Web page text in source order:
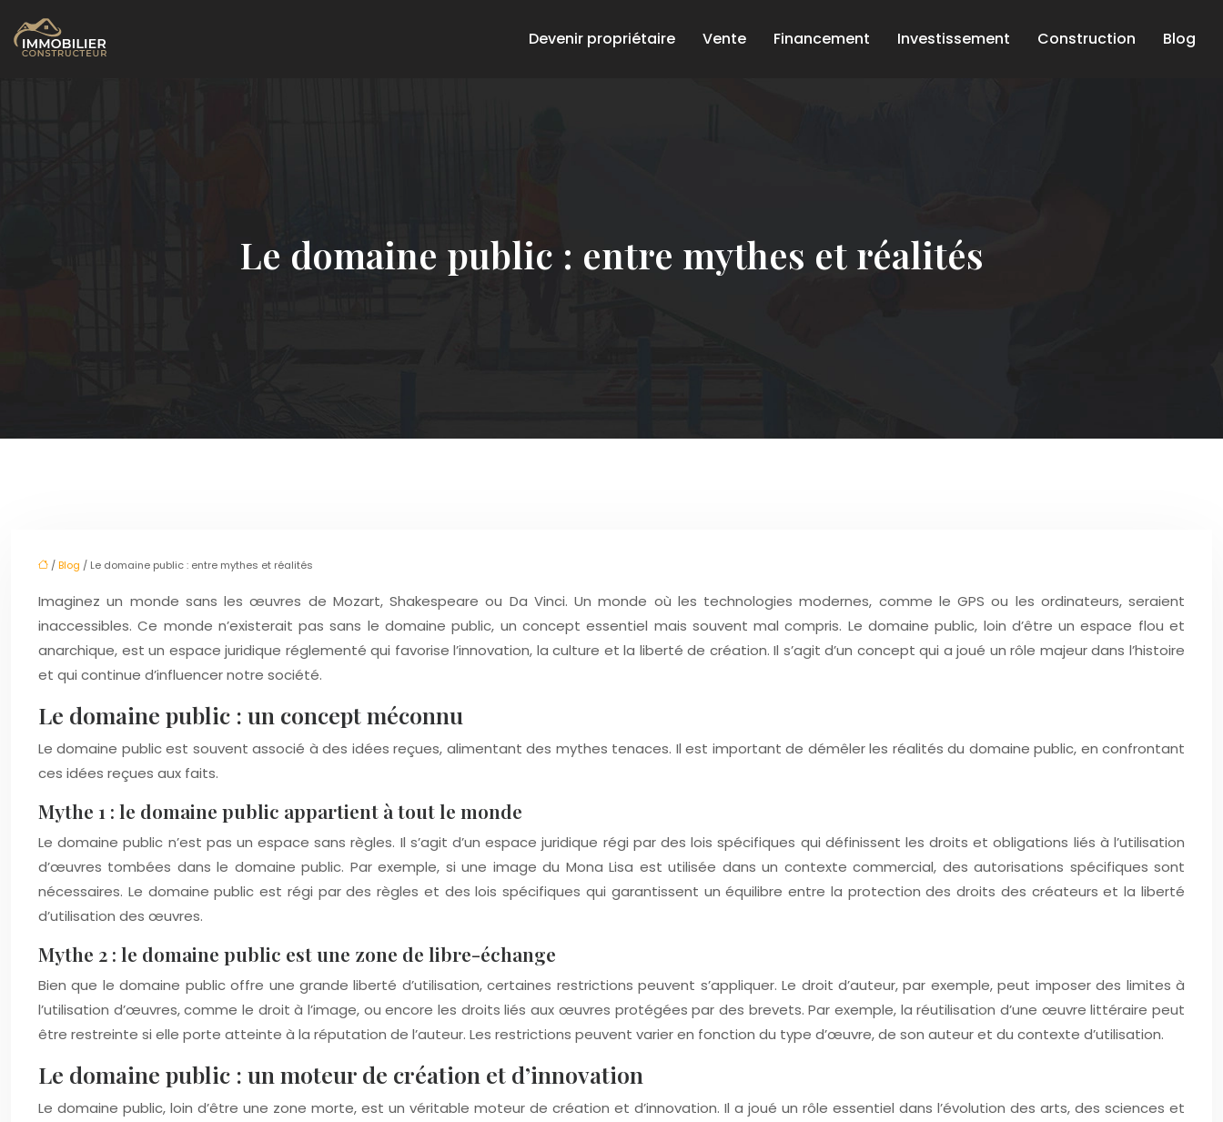
Devenir propriétaire Vente Financement Investissement Construction Blog
Le domaine public : entre mythes et réalités
/Blog / Le domaine public : entre mythes et réalités
Imaginez un monde sans les œuvres de Mozart, Shakespeare ou Da Vinci. Un monde où les technologies modernes, comme le GPS ou les ordinateurs, seraient
inaccessibles. Ce monde n’existerait pas sans le domaine public, un concept essentiel mais souvent mal compris. Le domaine public, loin d’être un espace flou et
anarchique, est un espace juridique réglementé qui favorise l’innovation, la culture et la liberté de création. Il s’agit d’un concept qui a joué un rôle majeur dans l’histoire
et qui continue d’influencer notre société.
Le domaine public : un concept méconnu
Le domaine public est souvent associé à des idées reçues, alimentant des mythes tenaces. Il est important de démêler les réalités du domaine public, en confrontant
ces idées reçues aux faits.
Mythe 1 : le domaine public appartient à tout le monde
Le domaine public n’est pas un espace sans règles. Il s’agit d’un espace juridique régi par des lois spécifiques qui définissent les droits et obligations liés à l’utilisation
d’œuvres tombées dans le domaine public. Par exemple, si une image du Mona Lisa est utilisée dans un contexte commercial, des autorisations spécifiques sont
nécessaires. Le domaine public est régi par des règles et des lois spécifiques qui garantissent un équilibre entre la protection des droits des créateurs et la liberté
d’utilisation des œuvres.
Mythe 2 : le domaine public est une zone de libre-échange
Bien que le domaine public offre une grande liberté d’utilisation, certaines restrictions peuvent s’appliquer. Le droit d’auteur, par exemple, peut imposer des limites à
l’utilisation d’œuvres, comme le droit à l’image, ou encore les droits liés aux œuvres protégées par des brevets. Par exemple, la réutilisation d’une œuvre littéraire peut
être restreinte si elle porte atteinte à la réputation de l’auteur. Les restrictions peuvent varier en fonction du type d’œuvre, de son auteur et du contexte d’utilisation.
Le domaine public : un moteur de création et d’innovation
Le domaine public, loin d’être une zone morte, est un véritable moteur de création et d’innovation. Il a joué un rôle essentiel dans l’évolution des arts, des sciences et